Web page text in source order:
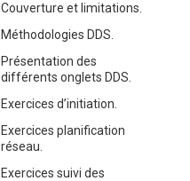
Couverture et limitations.
Méthodologies DDS.
Présentation des
différents onglets DDS.
Exercices d’initiation.
Exercices planification
réseau.
Exercices suivi des